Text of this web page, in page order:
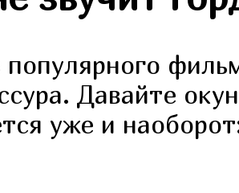
Давайте
уже и